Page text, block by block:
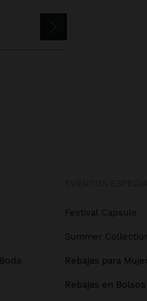
Festival Capsule
Summer
Rebajas para Mujer
Rebajas en